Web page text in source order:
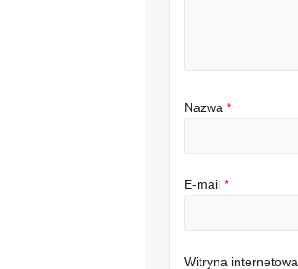
Nazwa*
E-mail*
Witryna internetowa